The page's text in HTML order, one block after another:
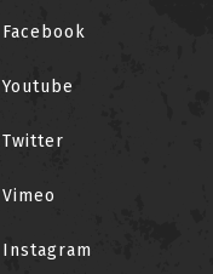
Facebook
Youtube
Twitter
Vimeo
Instagram